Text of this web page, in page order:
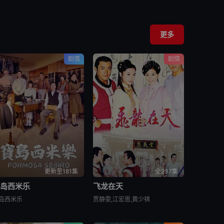
更多
剧情
更新至181集
西米乐
西米乐
剧情
全237集
飞龙在天
贾静雯,江宏恩,黄少祺